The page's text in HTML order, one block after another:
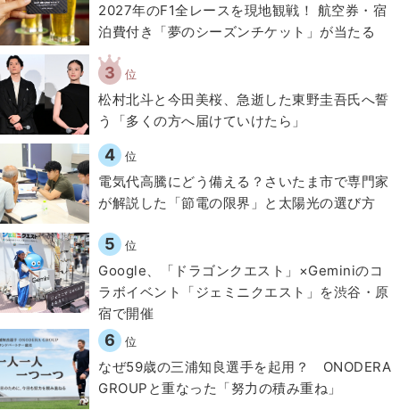
2027年のF1全レースを現地観戦！ 航空券・宿
泊費付き「夢のシーズンチケット」が当たる
3 位
松村北斗と今田美桜、急逝した東野圭吾氏へ誓
う「多くの方へ届けていけたら」
4 位
電気代高騰にどう備える？さいたま市で専門家
が解説した「節電の限界」と太陽光の選び方
5 位
Google、「ドラゴンクエスト」×Geminiのコ
ラボイベント「ジェミニクエスト」を渋谷・原
宿で開催
6 位
なぜ59歳の三浦知良選手を起用？ ONODERA
GROUPと重なった「努力の積み重ね」